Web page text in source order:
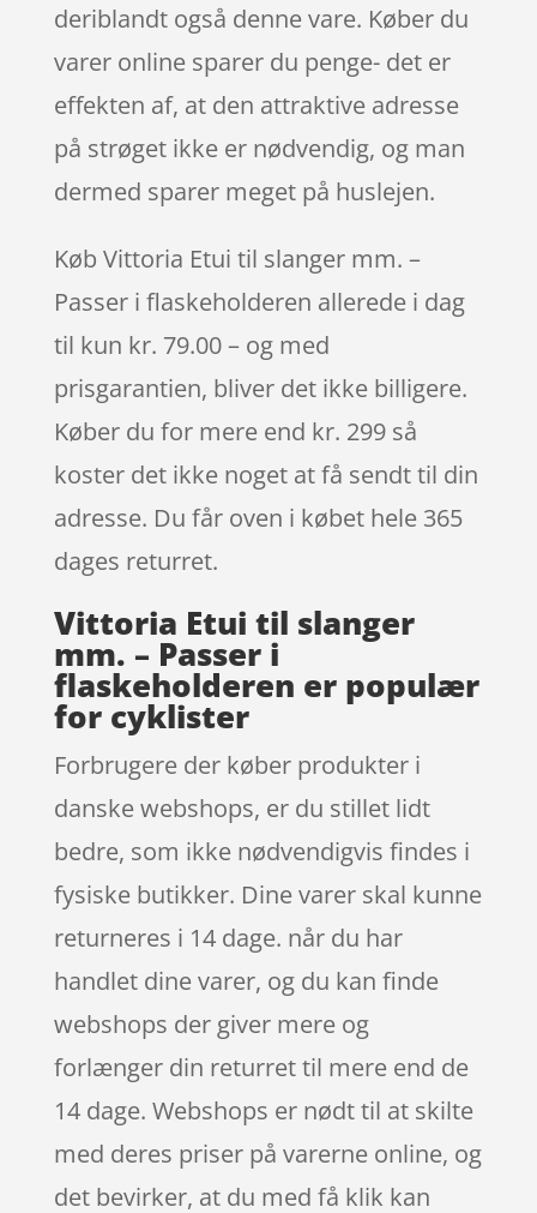
deriblandt også denne vare. Køber du
varer online sparer du penge- det er
effekten af, at den attraktive adresse
på strøget ikke er nødvendig, og man
dermed sparer meget på huslejen.
Køb Vittoria Etui til slanger mm. –
Passer i flaskeholderen allerede i dag
til kun kr. 79.00 – og med
prisgarantien, bliver det ikke billigere.
Køber du for mere end kr. 299 så
koster det ikke noget at få sendt til din
adresse. Du får oven i købet hele 365
dages returret.
Vittoria Etui til slanger
mm. – Passer i
flaskeholderen er populær
for cyklister
Forbrugere der køber produkter i
danske webshops, er du stillet lidt
bedre, som ikke nødvendigvis findes i
fysiske butikker. Dine varer skal kunne
returneres i 14 dage. når du har
handlet dine varer, og du kan finde
webshops der giver mere og
forlænger din returret til mere end de
14 dage. Webshops er nødt til at skilte
med deres priser på varerne online, og
det bevirker, at du med få klik kan